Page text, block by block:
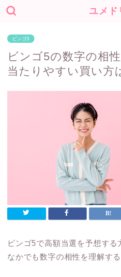
ユメド
ビンゴ5
ビンゴ5の数字の相
当たりやすい買い方
ビンゴ5で高額当選を予想する
なかでも数字の相性を理解す